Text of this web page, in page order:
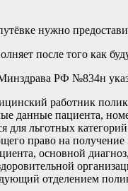
нужно
после того как
РФ №834н
работник
данные пациента,
для льготных
право на получение
основной
отделением